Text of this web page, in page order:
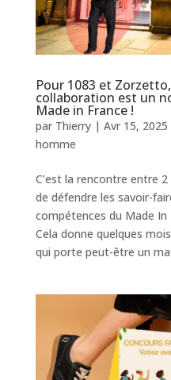
Pour 1083 et
collaboration est un
Made in France !
par Thierry| Avr 15, 2025
homme
C’est la rencontre entre
de défendre les savoir-
compétences du Made In
Cela donne quelques
qui porte peut-être un